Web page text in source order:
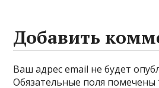
Добавить
Ваш адрес email не будет
Обязательные поля помечены